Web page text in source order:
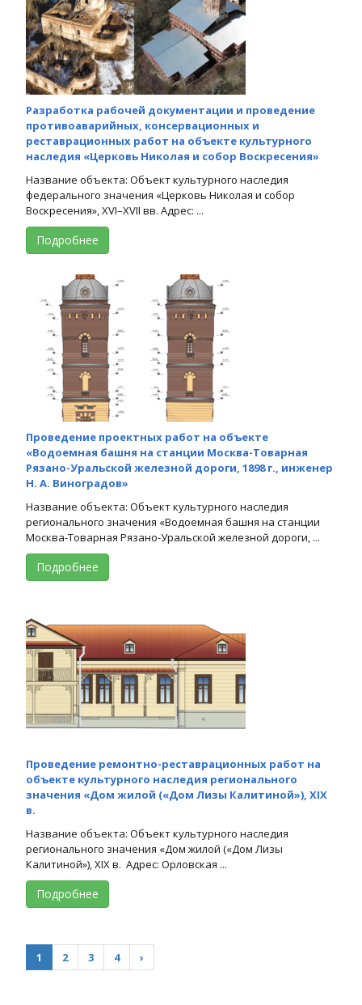
Разработка рабочей документации и проведение
противоаварийных, консервационных и
реставрационных работ на объекте культурного
наследия «Церковь Николая и собор Воскресения»
Название объекта: Объект культурного наследия
федерального значения «Церковь Николая и собор
Воскресения», XVI–XVII вв. Адрес: ...
Подробнее
Проведение проектных работ на объекте
«Водоемная башня на станции Москва-Товарная
Рязано-Уральской железной дороги, 1898 г., инженер
Н. А. Виноградов»
Название объекта: Объект культурного наследия
регионального значения «Водоемная башня на станции
Москва-Товарная Рязано-Уральской железной дороги, ...
Подробнее
Проведение ремонтно-реставрационных работ на
объекте культурного наследия регионального
значения «Дом жилой («Дом Лизы Калитиной»), XIX
в.
Название объекта: Объект культурного наследия
регионального значения «Дом жилой («Дом Лизы
Калитиной»), XIX в. Адрес: Орловская ...
Подробнее
1 2 3 4 ›